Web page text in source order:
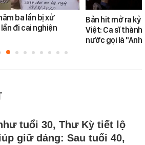
ba lần bị xử
đi cai nghiện
Bản hit mở ra kỷ
Việt: Ca sĩ
nước gọi là "Anh
tuổi 30, Thư Kỳ tiết lộ
giữ dáng: Sau tuổi 40,